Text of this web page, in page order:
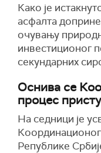
Како је
асфалта
очувању
инвестиционог
секундарних
Оснива се
процес
На седници је
Републике